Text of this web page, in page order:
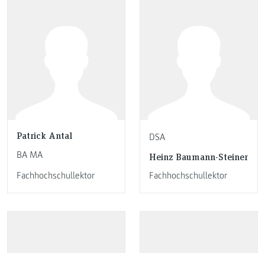
Patrick Antal
BA MA
Fachhochschullektor
DSA
Heinz Baumann-Steiner
Fachhochschullektor